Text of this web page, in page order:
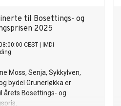
til Bosettings- og
2025
CEST
IMDi
Moss, Senja, Sykkylven,
bydel Grünerløkka er
årets Bosettings- og